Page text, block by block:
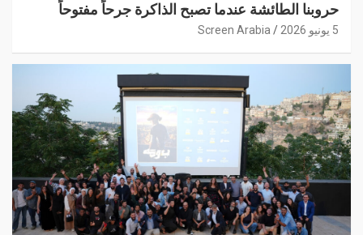
حروبنا الطائشة عندما تصبح الذاكرة جرحاً مفتوحاً
5 يونيو 2026 Screen Arabia